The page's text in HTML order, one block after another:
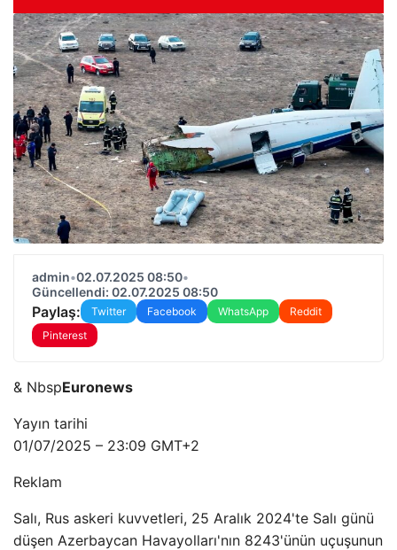
admin•02.07.2025 08:50•
Güncellendi: 02.07.2025 08:50
Paylaş: Twitter Facebook WhatsApp
Reddit
Pinterest
& NbspEuronews
Yayın tarihi
01/07/2025 – 23:09 GMT+2
Reklam
Salı, Rus askeri kuvvetleri, 25 Aralık 2024'te Salı günü
düşen Azerbaycan Havayolları'nın 8243'ünün uçuşunun